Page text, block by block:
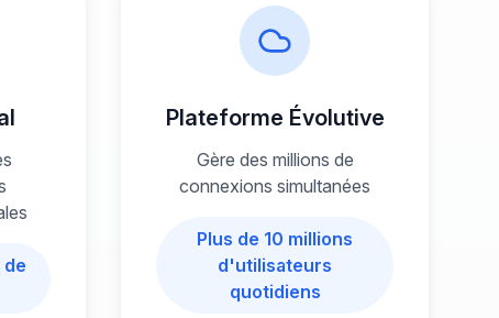
Plateforme Évolutive
Gère des millions de
connexions simultanées
Plus de 10 millions
d'utilisateurs
quotidiens